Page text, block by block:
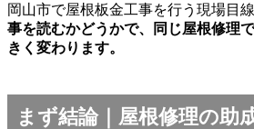
岡山市で屋根板金工事を行う現場目
事を読むかどうかで、同じ屋根修理
きく変わります。
まず結論｜屋根修理の助